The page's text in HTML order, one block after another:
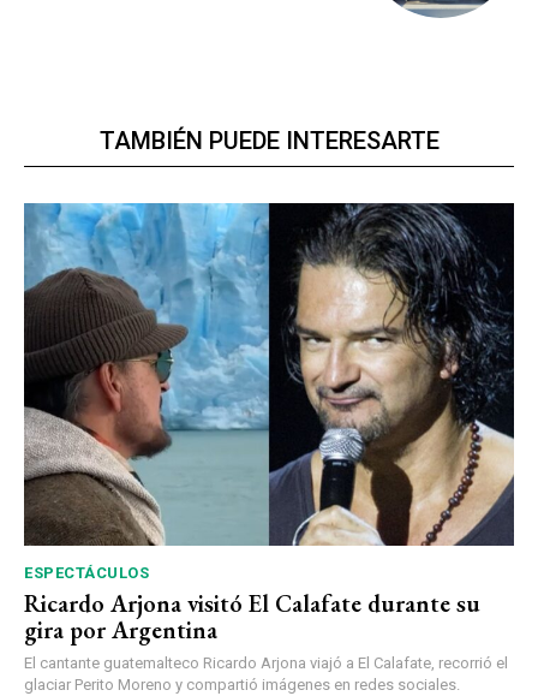
TAMBIÉN PUEDE INTERESARTE
ESPECTÁCULOS
Ricardo Arjona visitó El Calafate durante su
gira por Argentina
El cantante guatemalteco Ricardo Arjona viajó a El Calafate, recorrió el
glaciar Perito Moreno y compartió imágenes en redes sociales.